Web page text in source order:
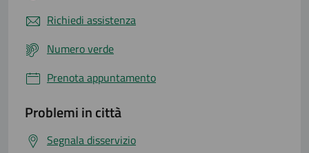
Richiedi assistenza
Numero verde
Prenota appuntamento
Problemi in città
Segnala disservizio